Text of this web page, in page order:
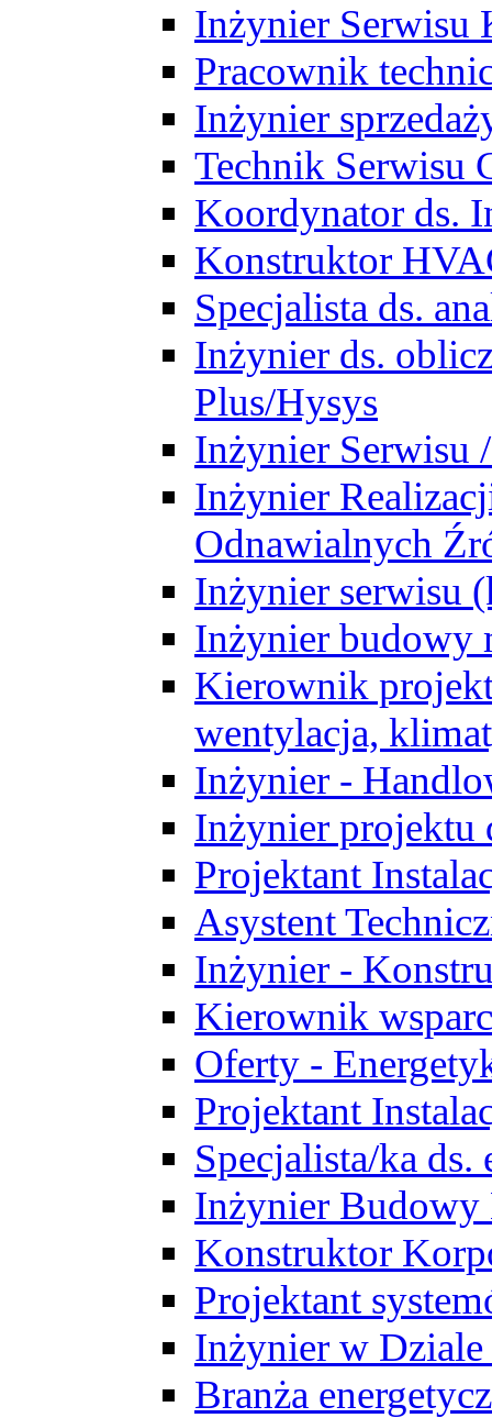
Inżynier Serwisu
Pracownik
Inżynier
Technik Serwisu
Koordynator ds.
Konstruktor
Specjalista ds.
Inżynier ds.
Plus/Hysys
Inżynier Serwisu
Inżynier
Odnawialnych
Inżynier serwisu
Inżynier budowy
Kierownik
wentylacja,
Inżynier -
Inżynier projektu
Projektant
Asystent
Inżynier -
Kierownik
Oferty -
Projektant
Specjalista/ka
Inżynier
Konstruktor
Projektant
Inżynier w
Branża